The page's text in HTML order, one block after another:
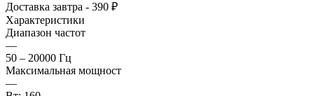
Доставка завтра - 390 ₽
Характеристики
Диапазон частот
—
50 – 20000 Гц
Максимальная мощност
—